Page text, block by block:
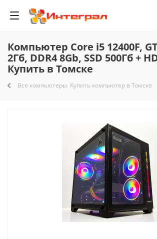
Компьютер Core i5 12400F,
2Гб, DDR4 8Gb, SSD 500Гб +
Купить в Томске
Все компьютеры. Купить компьютер в Томске